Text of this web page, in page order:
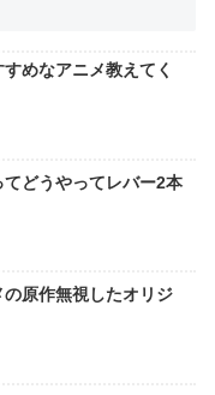
すめなアニメ教えてく
てどうやってレバー2本
の原作無視したオリジ